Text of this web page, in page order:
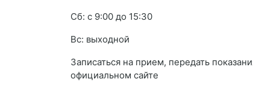
Сб: с 9:00 до 15:30
Вс: выходной
Записаться на прием, передать
официальном сайте